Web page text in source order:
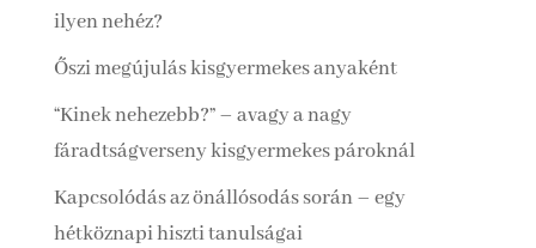
ilyen nehéz?
Őszi megújulás kisgyermekes anyaként
“Kinek nehezebb?” – avagy a nagy
fáradtságverseny kisgyermekes pároknál
Kapcsolódás az önállósodás során – egy
hétköznapi hiszti tanulságai